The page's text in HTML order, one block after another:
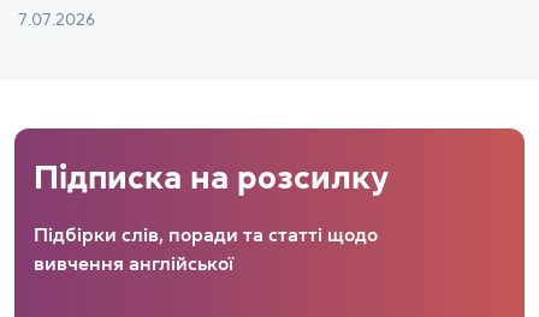
7.07.2026
Підписка на розсилку
Підбірки слів, поради та статті щодо
вивчення англійської